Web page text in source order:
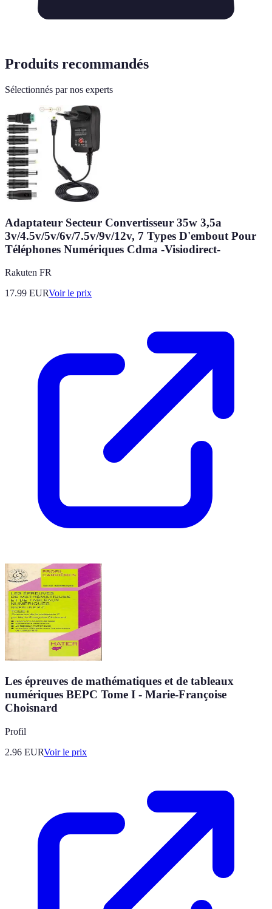
Produits recommandés
Sélectionnés par nos experts
Adaptateur Secteur Convertisseur 35w 3,5a
3v/4.5v/5v/6v/7.5v/9v/12v, 7 Types D'embout Pour
Téléphones Numériques Cdma -Visiodirect-
Rakuten FR
17.99 EURVoir le prix
Les épreuves de mathématiques et de tableaux
numériques BEPC Tome I - Marie-Françoise
Choisnard
Profil
2.96 EURVoir le prix